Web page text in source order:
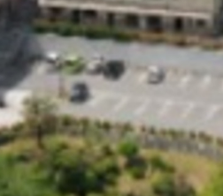
総合型選抜・学校推薦型選抜 募集要
大学入学共通テスト利用選抜の募集
大学・短大以外の資料から
専門学校の資料請求 大学院の資料
大学入学共通テスト「受験案内」の